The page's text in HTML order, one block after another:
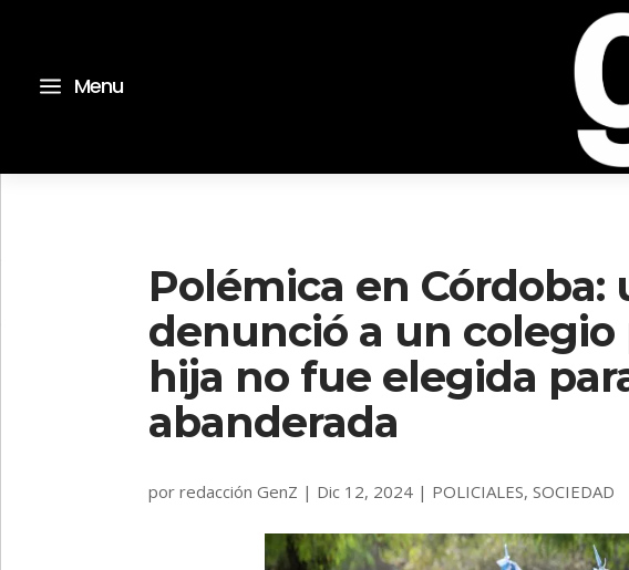
a Menu
Polémica en Córdoba:
denunció a un colegio
hija no fue elegida
abanderada
porredacción GenZ | Dic 12, 2024 | POLICIALES,SOCIEDAD